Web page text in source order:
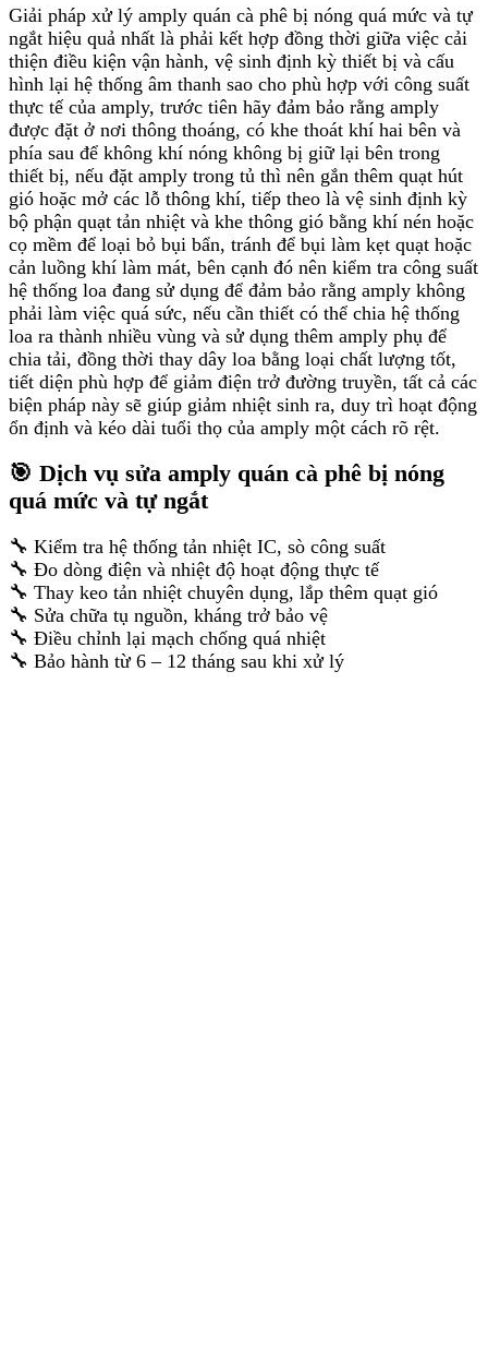
Giải pháp xử lý amply quán cà phê bị nóng quá mức và tự
ngắt hiệu quả nhất là phải kết hợp đồng thời giữa việc cải
thiện điều kiện vận hành, vệ sinh định kỳ thiết bị và cấu
hình lại hệ thống âm thanh sao cho phù hợp với công suất
thực tế của amply, trước tiên hãy đảm bảo rằng amply
được đặt ở nơi thông thoáng, có khe thoát khí hai bên và
phía sau để không khí nóng không bị giữ lại bên trong
thiết bị, nếu đặt amply trong tủ thì nên gắn thêm quạt hút
gió hoặc mở các lỗ thông khí, tiếp theo là vệ sinh định kỳ
bộ phận quạt tản nhiệt và khe thông gió bằng khí nén hoặc
cọ mềm để loại bỏ bụi bẩn, tránh để bụi làm kẹt quạt hoặc
cản luồng khí làm mát, bên cạnh đó nên kiểm tra công suất
hệ thống loa đang sử dụng để đảm bảo rằng amply không
phải làm việc quá sức, nếu cần thiết có thể chia hệ thống
loa ra thành nhiều vùng và sử dụng thêm amply phụ để
chia tải, đồng thời thay dây loa bằng loại chất lượng tốt,
tiết diện phù hợp để giảm điện trở đường truyền, tất cả các
biện pháp này sẽ giúp giảm nhiệt sinh ra, duy trì hoạt động
ổn định và kéo dài tuổi thọ của amply một cách rõ rệt.
🎯 Dịch vụ sửa amply quán cà phê bị nóng
quá mức và tự ngắt
🔧 Kiểm tra hệ thống tản nhiệt IC, sò công suất
🔧 Đo dòng điện và nhiệt độ hoạt động thực tế
🔧 Thay keo tản nhiệt chuyên dụng, lắp thêm quạt gió
🔧 Sửa chữa tụ nguồn, kháng trở bảo vệ
🔧 Điều chỉnh lại mạch chống quá nhiệt
🔧 Bảo hành từ 6 – 12 tháng sau khi xử lý